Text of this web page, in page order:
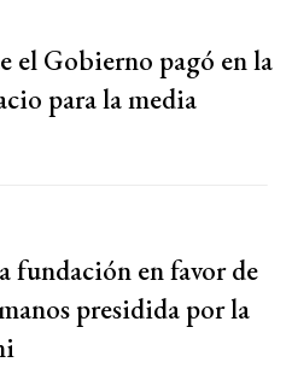
el Gobierno pagó en la
para la media
fundación en favor de
presidida por la